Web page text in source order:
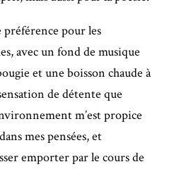
préférence pour les
avec un fond de musique
et une boisson chaude à
de détente que
m’est propice
mes pensées, et
emporter par le cours de